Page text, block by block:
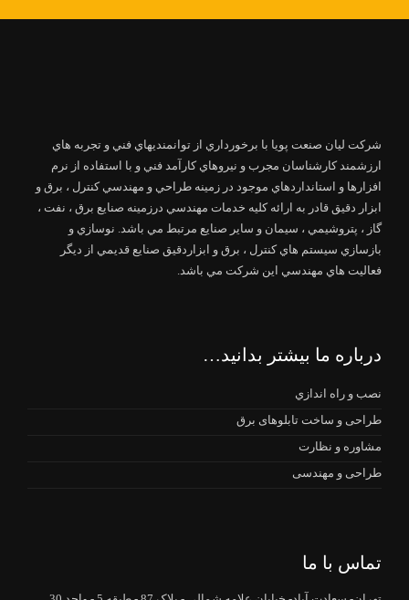
شرکت لیان صنعت پویا با برخورداري از توانمنديهاي فني و تجربه هاي
ارزشمند كارشناسان مجرب و نيروهاي كارآمد فني و با استفاده از نرم
افزارها و استانداردهاي موجود در زمينه طراحي و مهندسي كنترل ، برق و
ابزار دقيق قادر به ارائه كليه خدمات مهندسي درزمينه صنايع برق ، نفت ،
گاز ، پتروشيمي ، سيمان و ساير صنايع مرتبط مي باشد. نوسازي و
بازسازي سيستم هاي كنترل ، برق و ابزاردقيق صنايع قديمي از ديگر
فعاليت هاي مهندسي اين شركت مي باشد.
درباره ما بیشتر بدانید…
نصب و راه اندازي
طراحی و ساخت تابلوهای برق
مشاوره و نظارت
طراحی و مهندسی
تماس با ما